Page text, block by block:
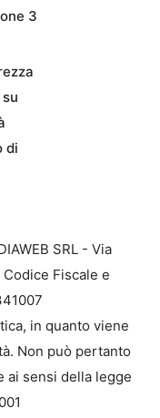
3
di
SRL - Via
Codice Fiscale e
in quanto viene
Non può pertanto
ai sensi della legge